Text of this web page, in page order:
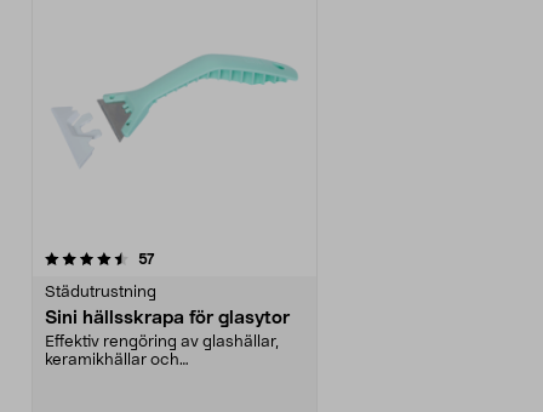
57recensioner
Städutrustning
Sini hällsskrapa för glasytor
Effektiv rengöring av glashällar,
keramikhällar och